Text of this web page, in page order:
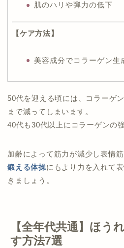
肌のハリや弾力の低下
【ケア方法】
美容成分でコラーゲン生
50代を迎える頃には、コラーゲ
まで減ってしまいます。
40代も30代以上にコラーゲンの
加齢によって筋力が減少し表情筋
鍛える体操にもより力を入れて
きましょう。
【全年代共通】ほう
す方法7選